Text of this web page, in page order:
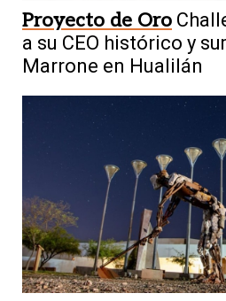
Proyecto de Oro
a su CEO histórico y
Marrone en Hualilán